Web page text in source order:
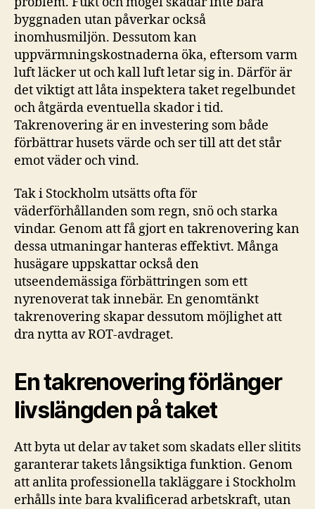
byggnaden utan påverkar också
inomhusmiljön. Dessutom kan
uppvärmningskostnaderna öka, eftersom varm
luft läcker ut och kall luft letar sig in. Därför är
det viktigt att låta inspektera taket regelbundet
och åtgärda eventuella skador i tid.
Takrenovering är en investering som både
förbättrar husets värde och ser till att det står
emot väder och vind.
Tak i Stockholm utsätts ofta för
väderförhållanden som regn, snö och starka
vindar. Genom att få gjort en takrenovering kan
dessa utmaningar hanteras effektivt. Många
husägare uppskattar också den
utseendemässiga förbättringen som ett
nyrenoverat tak innebär. En genomtänkt
takrenovering skapar dessutom möjlighet att
dra nytta av ROT-avdraget.
En takrenovering förlänger
livslängden på taket
Att byta ut delar av taket som skadats eller slitits
garanterar takets långsiktiga funktion. Genom
att anlita professionella takläggare i Stockholm
erhålls inte bara kvalificerad arbetskraft, utan